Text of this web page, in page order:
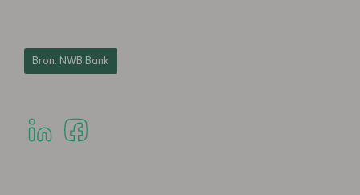
Bron: NWB Bank